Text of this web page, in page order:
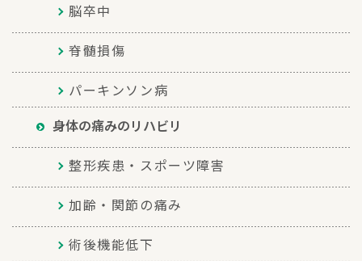
脳卒中
脊髄損傷
パーキンソン病
身体の痛みのリハビリ
整形疾患・スポーツ障害
加齢・関節の痛み
術後機能低下